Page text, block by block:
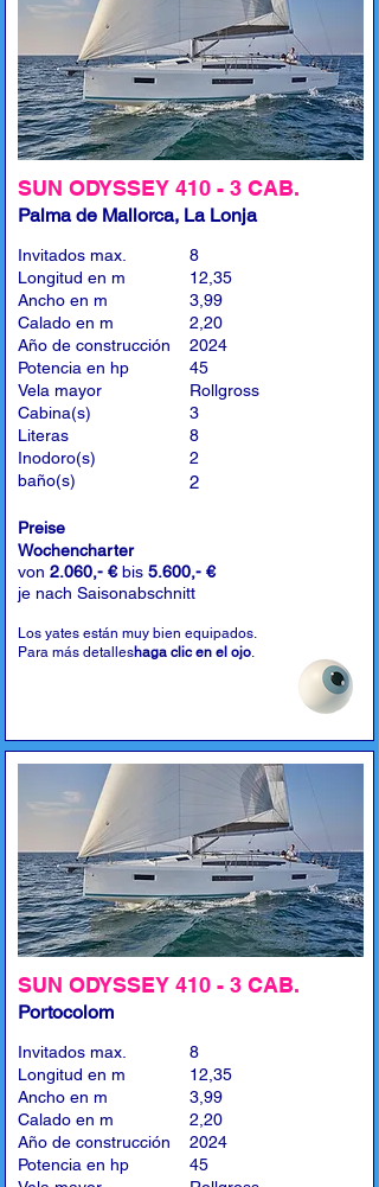
SUN ODYSSEY 410 - 3 CAB.
Palma de Mallorca, La Lonja
Invitados max.
Longitud en m
Ancho en m
Calado en m
Año de construcción
Potencia en hp
Vela mayor
Cabina(s)
Literas
Inodoro(s)
baño(s)
8
12,35
3,99
2,20
2024
45
Rollgross
3
8
2
2
Preise
Wochencharter
von 2.060,- €bis 5.600,- €
je nach Saisonabschnitt
Los yates están muy bien equipados.
Para más detalleshaga clic en el ojo.
SUN ODYSSEY 410 - 3 CAB.
Portocolom
Invitados max.
Longitud en m
Ancho en m
Calado en m
Año de construcción
Potencia en hp
8
12,35
3,99
2,20
2024
45